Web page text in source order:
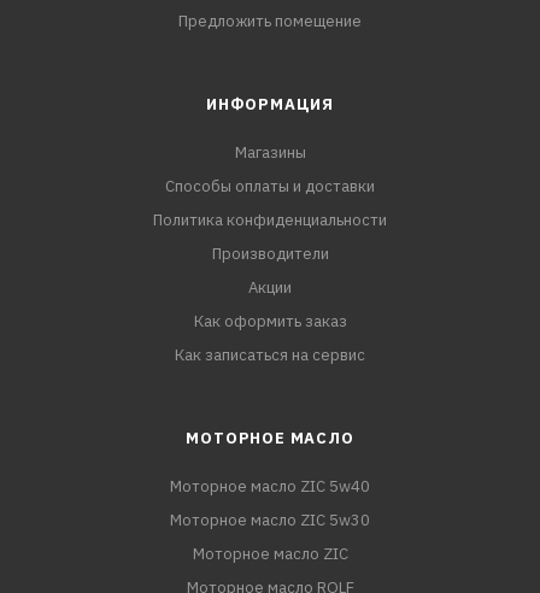
Предложить помещение
ИНФОРМАЦИЯ
Магазины
Способы оплаты и доставки
Политика конфиденциальности
Производители
Акции
Как оформить заказ
Как записаться на сервис
МОТОРНОЕ МАСЛО
Моторное масло ZIC 5w40
Моторное масло ZIC 5w30
Моторное масло ZIC
Моторное масло ROLF